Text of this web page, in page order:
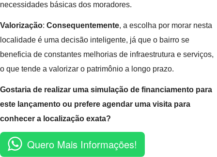
necessidades básicas dos moradores.
Valorização: Consequentemente, a escolha por morar nesta
localidade é uma decisão inteligente, já que o bairro se
beneficia de constantes melhorias de infraestrutura e serviços,
o que tende a valorizar o patrimônio a longo prazo.
Gostaria de realizar uma simulação de financiamento para
este lançamento ou prefere agendar uma visita para
conhecer a localização exata?
Quero Mais Informações!